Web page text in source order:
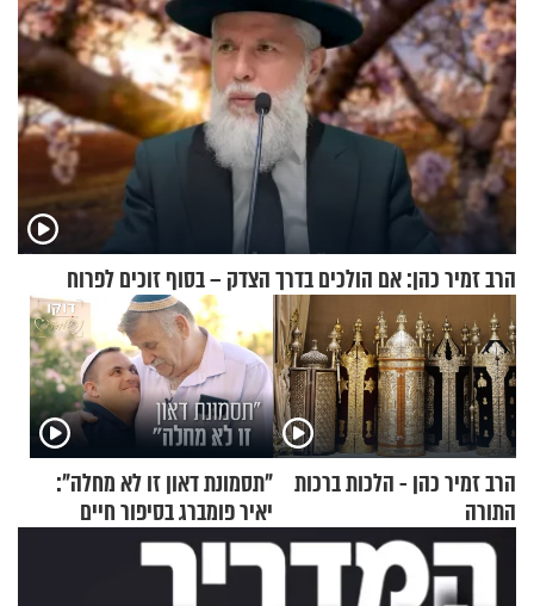
הרב זמיר כהן: אם הולכים בדרך הצדק – בסוף זוכים לפרוח
הרב זמיר כהן - הלכות ברכות
התורה
"תסמונת דאון זו לא מחלה":
יאיר פומברג בסיפור חיים
מעורר השראה